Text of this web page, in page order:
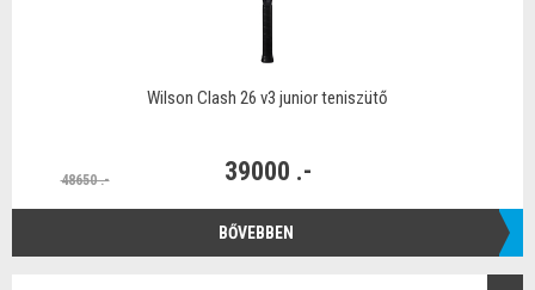
Wilson Clash 26 v3 junior teniszütő
48650 .- 39000 .-
BŐVEBBEN